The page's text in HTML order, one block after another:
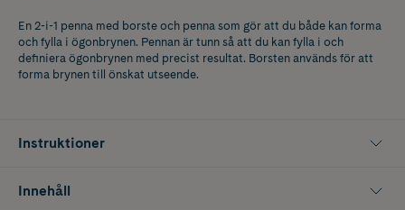
En 2-i-1 penna med borste och penna som gör att du både kan forma
och fylla i ögonbrynen. Pennan är tunn så att du kan fylla i och
definiera ögonbrynen med precist resultat. Borsten används för att
forma brynen till önskat utseende.
Instruktioner
Innehåll